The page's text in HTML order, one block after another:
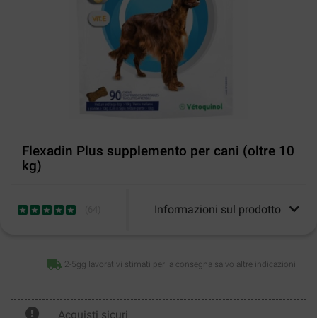
Flexadin Plus supplemento per cani (oltre 10
kg)
Informazioni sul prodotto
2-5gg lavorativi stimati per la consegna salvo altre indicazioni
Acquisti sicuri